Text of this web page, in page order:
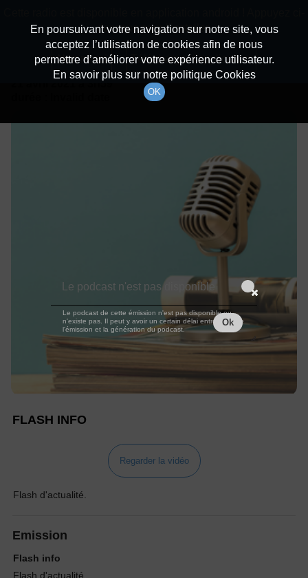
Détails De L'épisode
à 3h59
FLASH INFO
Regarder la vidéo
Flash d'actualité.
Emission
Flash info
Flash d'actualité.
En poursuivant votre navigation sur notre site, vous
acceptez l’utilisation de cookies afin de nous
permettre d’améliorer votre expérience utilisateur.
En savoir plus sur notre politique Cookies
OK
dessous pour l'installer.
Non merci Télécharger l'application
Le podcast n'est pas disponible
Le podcast de cette émission n'est pas disponible ou
n'existe pas. Il peut y avoir un certain délai entre la fin de
l'émission et la génération du podcast.
Ok